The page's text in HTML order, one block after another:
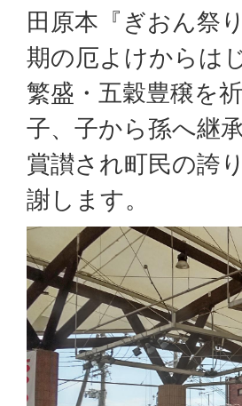
田原本『ぎおん祭
期の厄よけからは
繁盛・五穀豊穣を
子、子から孫へ継
賞讃され町民の誇
謝します。